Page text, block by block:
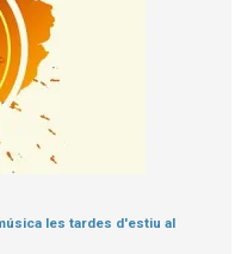
les tardes d'estiu al